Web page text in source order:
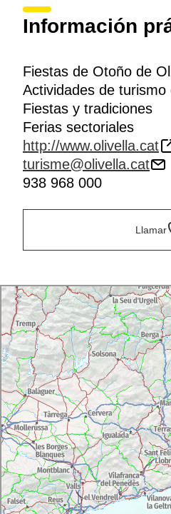
Información
Fiestas de Otoño de
Actividades de turismo
Fiestas y tradiciones
Ferias sectoriales
http://www.olivella.cat
turisme@olivella.cat
938 968 000
Llamar